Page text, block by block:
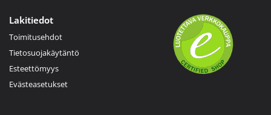
Lakitiedot
Toimitusehdot
Tietosuojakäytäntö
Esteettömyys
Evästeasetukset